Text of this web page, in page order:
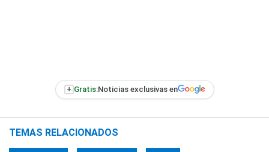
+ Gratis:Noticias exclusivas en
TEMAS RELACIONADOS